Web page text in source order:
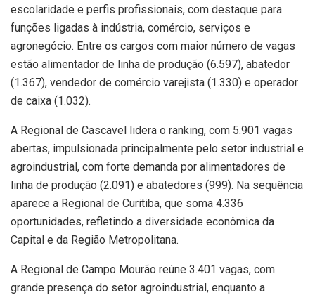
escolaridade e perfis profissionais, com destaque para
funções ligadas à indústria, comércio, serviços e
agronegócio. Entre os cargos com maior número de vagas
estão alimentador de linha de produção (6.597), abatedor
(1.367), vendedor de comércio varejista (1.330) e operador
de caixa (1.032).
A Regional de Cascavel lidera o ranking, com 5.901 vagas
abertas, impulsionada principalmente pelo setor industrial e
agroindustrial, com forte demanda por alimentadores de
linha de produção (2.091) e abatedores (999). Na sequência
aparece a Regional de Curitiba, que soma 4.336
oportunidades, refletindo a diversidade econômica da
Capital e da Região Metropolitana.
A Regional de Campo Mourão reúne 3.401 vagas, com
grande presença do setor agroindustrial, enquanto a